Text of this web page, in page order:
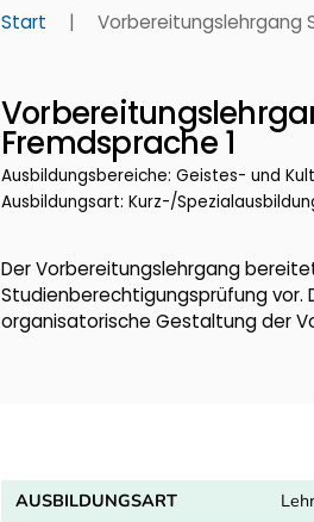
Start | Vorbereitungslehrgang
Fremdsprache 1
Ausbildungsbereiche: Geistes- und
Ausbildungsart: Kurz-/
Der Vorbereitungslehrgang
Studienberechtigungsprüfung vor.
organisatorische Gestaltung der
AUSBILDUNGSART